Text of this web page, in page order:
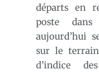
départs en
poste
aujourd’hui
sur le
d’indice